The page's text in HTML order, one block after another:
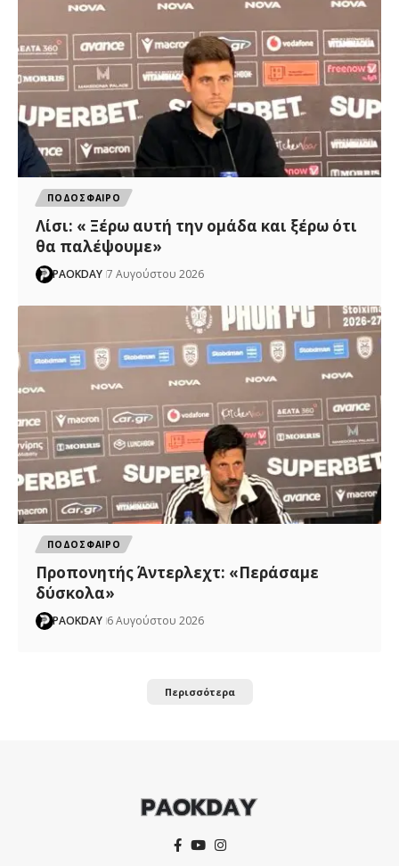
ΠΟΔΟΣΦΑΙΡΟ
Λίσι: « Ξέρω αυτή την ομάδα και ξέρω ότι
θα παλέψουμε»
PAOKDAY 7 Αυγούστου 2026
ΠΟΔΟΣΦΑΙΡΟ
Προπονητής Άντερλεχτ: «Περάσαμε
δύσκολα»
PAOKDAY 6 Αυγούστου 2026
Περισσότερα